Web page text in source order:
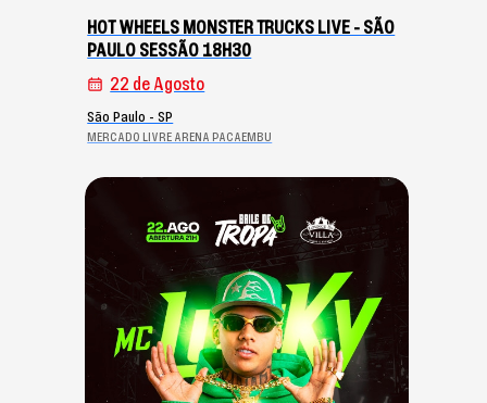
HOT WHEELS MONSTER TRUCKS LIVE - SÃO
PAULO SESSÃO 18H30
22 de Agosto
São Paulo - SP
MERCADO LIVRE ARENA PACAEMBU